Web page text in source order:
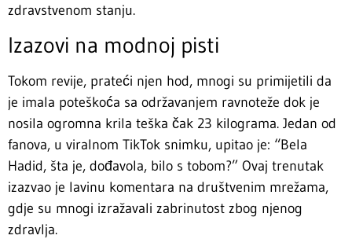
zdravstvenom stanju.
Izazovi na modnoj pisti
Tokom revije, prateći njen hod, mnogi su primijetili da
je imala poteškoća sa održavanjem ravnoteže dok je
nosila ogromna krila teška čak 23 kilograma. Jedan od
fanova, u viralnom TikTok snimku, upitao je: “Bela
Hadid, šta je, dođavola, bilo s tobom?” Ovaj trenutak
izazvao je lavinu komentara na društvenim mrežama,
gdje su mnogi izražavali zabrinutost zbog njenog
zdravlja.